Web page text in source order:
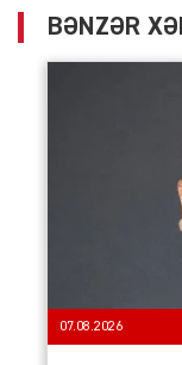
BƏNZƏR
07.08.2026